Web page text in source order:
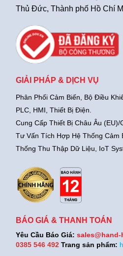
Thủ Đức, Thành phố Hồ Chí
GIẢI PHÁP & DỊCH VỤ
Phân Phối Cảm Biến, Bộ Điều
PLC, HMI, Thiết Bị Điện.
Cung Cấp Thiết Bị Châu Âu (EU)/
Tư Vấn Tích Hợp Hệ Thống Cảm
Thống Thu Thập Dữ Liệu, IoT
BÁO GIÁ & THANH TOÁN
Yêu Cầu Báo Giá:
0385 546 492Trang sản phẩm: